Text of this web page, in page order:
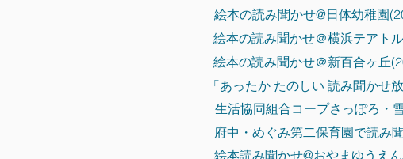
絵本の読み聞かせ@日体幼稚園
絵本の読み聞かせ＠横浜テアト
絵本の読み聞かせ＠新百合ヶ丘
「あったか たのしい 読み聞かせ
生活協同組合コープさっぽろ・
府中・めぐみ第二保育園で読み
絵本読み聞かせ@おやまゆうえ